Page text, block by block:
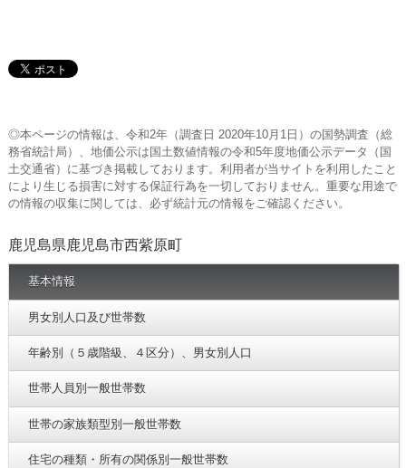
◎本ページの情報は、令和2年（調査日 2020年10月1日）の国勢調査（総
務省統計局）、地価公示は国土数値情報の令和5年度地価公示データ（国
土交通省）に基づき掲載しております。利用者が当サイトを利用したこと
により生じる損害に対する保証行為を一切しておりません。重要な用途で
の情報の収集に関しては、必ず統計元の情報をご確認ください。
鹿児島県鹿児島市西紫原町
基本情報
男女別人口及び世帯数
年齢別（５歳階級、４区分）、男女別人口
世帯人員別一般世帯数
世帯の家族類型別一般世帯数
住宅の種類・所有の関係別一般世帯数